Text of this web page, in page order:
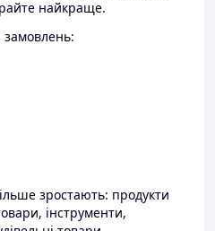
найкраще.
замовлень:
зростають: продукти
інструменти,